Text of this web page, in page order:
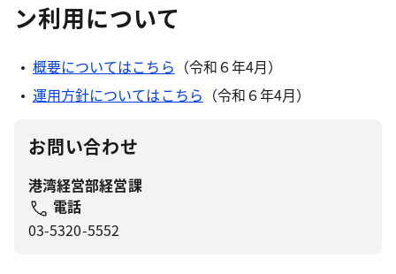
ン利用について
概要についてはこちら （令和６年4月）
運用方針についてはこちら （令和６年4月）
お問い合わせ
港湾経営部経営課
電話
03-5320-5552